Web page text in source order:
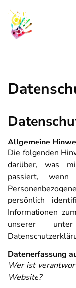
Allgemeine
Die folgenden
darüber, was
passiert,
persönlich
Informationen
unserer
Datenerfassung
Wer ist
Website?